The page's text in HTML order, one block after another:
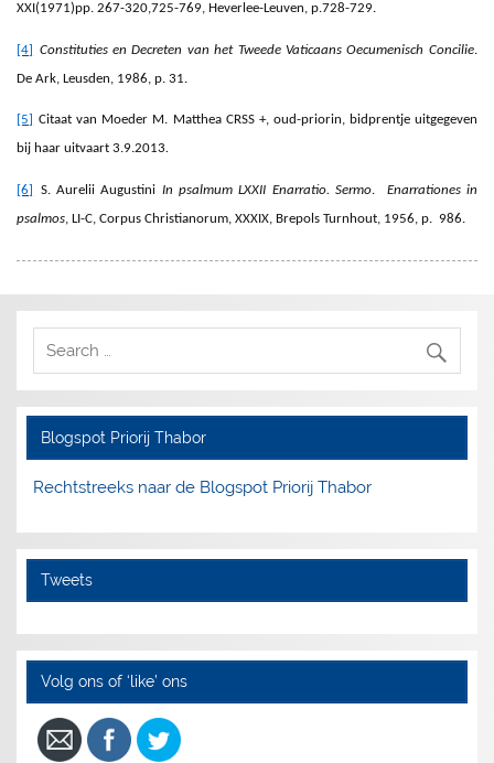
XXI(1971)pp. 267-320,725-769, Heverlee-Leuven, p.728-729.
[4] Constituties en Decreten van het Tweede Vaticaans Oecumenisch Concilie.
De Ark, Leusden, 1986, p. 31.
[5]
Citaat van Moeder M. Matthea CRSS +, oud-priorin, bidprentje uitgegeven
bij haar uitvaart 3.9.2013.
[6] S. Aurelii Augustini In psalmum LXXII Enarratio. Sermo. Enarrationes in
psalmos , LI-C, Corpus Christianorum, XXXIX, Brepols Turnhout, 1956, p. 986.
Blogspot Priorij Thabor
Rechtstreeks naar de Blogspot Priorij Thabor
Tweets
Volg ons of ‘like’ ons